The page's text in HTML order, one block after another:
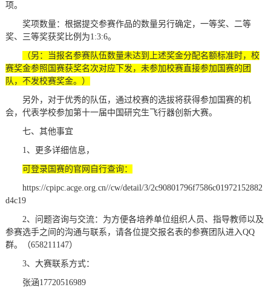
项。
奖项数量：根据提交参赛作品的数量另行确定，一等奖、二等
奖、三等奖获奖比例为1:3:6。
（另：当报名参赛队伍数量未达到上述奖金分配名额标准时，校
赛奖金参照国赛获奖名次对应下发，未参加校赛直接参加国赛的团
队，不发校赛奖金。）
另外，对于优秀的队伍，通过校赛的选拔将获得参加国赛的机
会，代表学校参加第十一届中国研究生飞行器创新大赛。
七、其他事宜
1、更多详细信息，
可登录国赛的官网自行查询：
https://cpipc.acge.org.cn//cw/detail/3/2c90801796f7586c01972152882
d4c19
2、问题咨询与交流：为方便各培养单位组织人员、指导教师以及
参赛选手之间的沟通与联系，请各位提交报名表的参赛团队进入QQ
群。（658211147）
3、大赛联系方式：
张涵17720516989